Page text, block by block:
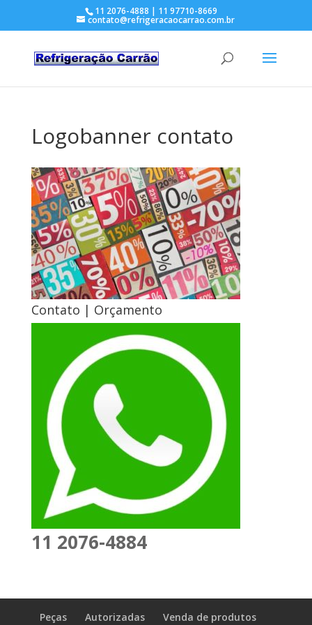
11 2076-4888 | 11 97710-8669
contato@refrigeracaocarrao.com.br
Logobanner contato
Contato | Orçamento
11 2076-4884
Peças Autorizadas Venda de produtos